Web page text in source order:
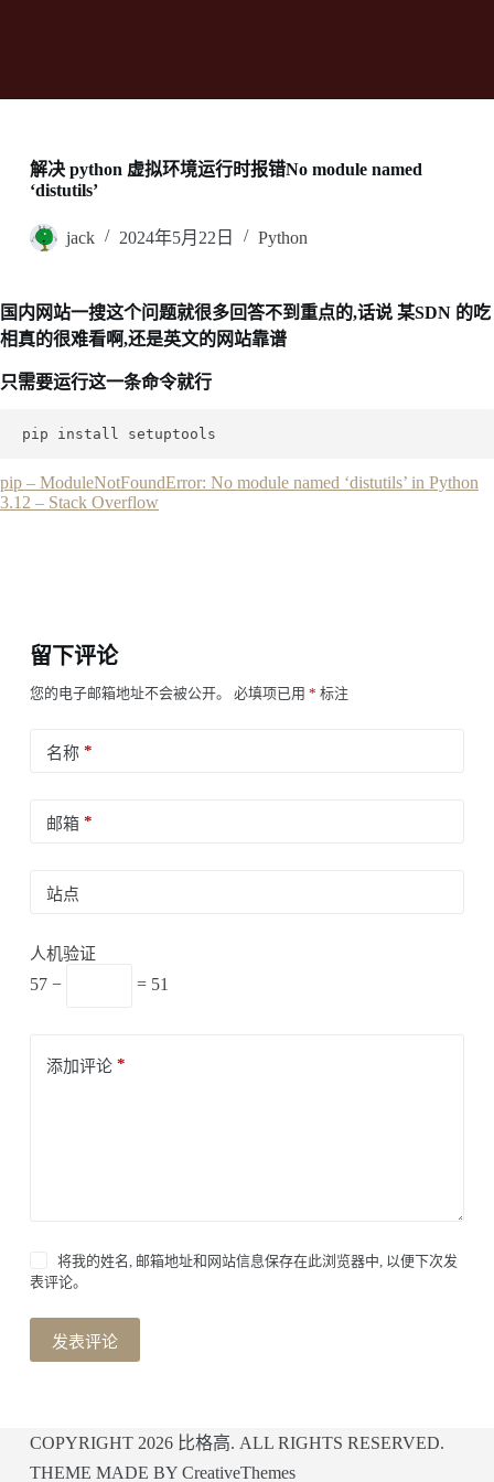
解决 python 虚拟环境运行时报错No module named
‘distutils’
jack 2024年5月22日 Python
国内网站一搜这个问题就很多回答不到重点的,话说 某SDN 的吃
相真的很难看啊,还是英文的网站靠谱
只需要运行这一条命令就行
pip – ModuleNotFoundError: No module named ‘distutils’ in Python
3.12 – Stack Overflow
留下评论
您的电子邮箱地址不会被公开。 必填项已用 * 标注
名称*
邮箱*
站点
人机验证
57 − = 51
添加评论*
将我的姓名, 邮箱地址和网站信息保存在此浏览器中, 以便下次发
表评论。
发表评论
COPYRIGHT 2026 比格高. ALL RIGHTS RESERVED.
THEME MADE BY CreativeThemes